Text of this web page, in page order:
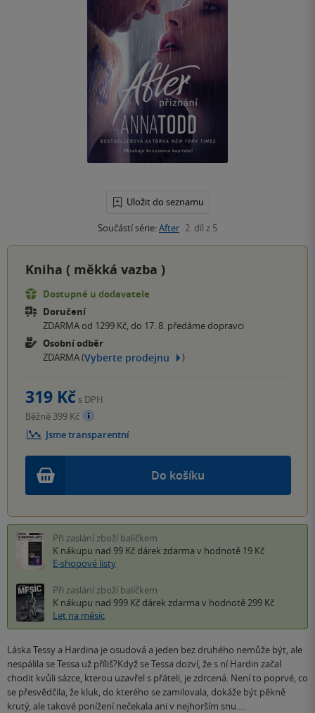
Uložit do seznamu
Součástí série:After 2. díl z 5
Kniha ( měkká vazba )
Dostupné u dodavatele
Doručení
ZDARMA od 1299 Kč, do 17. 8. předáme dopravci
Osobní odběr
ZDARMA (Vyberte prodejnu )
Do košíku
319 Kč s DPH
Běžně 399 Kč
Jsme transparentní
Při zaslání zboží balíčkem
K nákupu nad 99 Kč dárek zdarma v hodnotě 19 Kč
E-shopové listy
Při zaslání zboží balíčkem
K nákupu nad 999 Kč dárek zdarma v hodnotě 299 Kč
Let na měsíc
Láska Tessy a Hardina je osudová a jeden bez druhého nemůže být, ale
nespálila se Tessa už příliš?Když se Tessa dozví, že s ní Hardin začal
chodit kvůli sázce, kterou uzavřel s přáteli, je zdrcená. Není to poprvé, co
se přesvědčila, že kluk, do kterého se zamilovala, dokáže být pěkně
krutý, ale takové ponížení nečekala ani v nejhorším snu.…